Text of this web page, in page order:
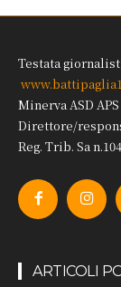
Testata
Minerva ASD APS
Direttore/
Reg. Trib. Sa
ARTICOLI